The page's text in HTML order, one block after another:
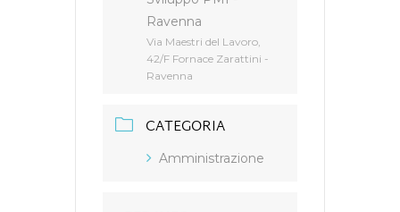
Ravenna
Via Maestri del Lavoro,
42/F Fornace Zarattini -
Ravenna
CATEGORIA
Amministrazione